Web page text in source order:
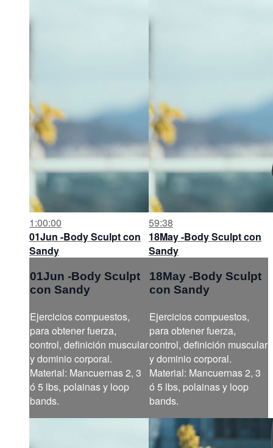
1:00:00
01Jun -Body Sculpt con
Sandy
01Jun -Body Sculpt
con Sandy
Ejercicios compuestos,
para obtener fuerza,
control, definición muscular
y dominio corporal.
Material: Mancuernas 2, 3
ó 5 lbs, polainas y loop
bands.
59:38
18May -Body Sculpt con
Sandy
18May -Body Sculpt
con Sandy
Ejercicios compuestos,
para obtener fuerza,
control, definición muscular
y dominio corporal.
Material: Mancuernas 2, 3
ó 5 lbs, polainas y loop
bands.